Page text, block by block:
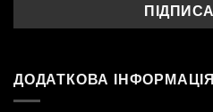
ДОДАТКОВА ІНФОРМАЦІЯ